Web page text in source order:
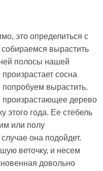
это определиться с
вырастить
полосы нашей
сосна
вырастить.
произрастающее дерево
этого года. Ее стебель
или полу
она подойдет.
веточку, и несем
довольно